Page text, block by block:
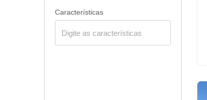
Características